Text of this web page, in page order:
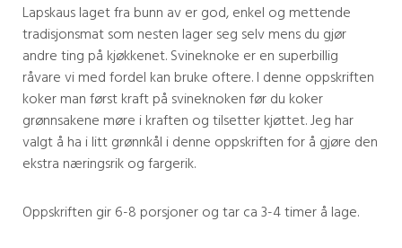
Lapskaus laget fra bunn av er god, enkel og mettende
tradisjonsmat som nesten lager seg selv mens du gjør
andre ting på kjøkkenet. Svineknoke er en superbillig
råvare vi med fordel kan bruke oftere. I denne oppskriften
koker man først kraft på svineknoken før du koker
grønnsakene møre i kraften og tilsetter kjøttet. Jeg har
valgt å ha i litt grønnkål i denne oppskriften for å gjøre den
ekstra næringsrik og fargerik.
Oppskriften gir 6-8 porsjoner og tar ca 3-4 timer å lage.